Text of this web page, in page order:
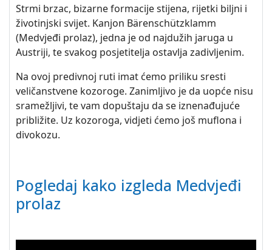
Strmi brzac, bizarne formacije stijena, rijetki biljni i
životinjski svijet. Kanjon Bärenschützklamm
(Medvjeđi prolaz), jedna je od najdužih jaruga u
Austriji, te svakog posjetitelja ostavlja zadivljenim.
Na ovoj predivnoj ruti imat ćemo priliku sresti
veličanstvene kozoroge. Zanimljivo je da uopće nisu
sramežljivi, te vam dopuštaju da se iznenađujuće
približite. Uz kozoroga, vidjeti ćemo još muflona i
divokozu.
Pogledaj kako izgleda Medvjeđi
prolaz